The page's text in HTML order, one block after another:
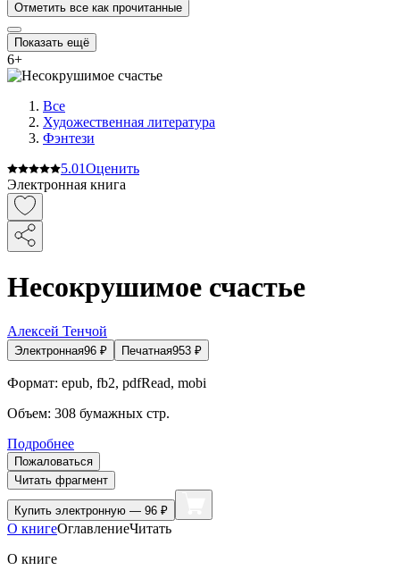
Отметить все как прочитанные
Показать ещё
6+
Все
Художественная литература
Фэнтези
5.01Оценить
Электронная книга
Несокрушимое счастье
Алексей Тенчой
Электронная96 ₽ Печатная953 ₽
Формат: epub, fb2, pdfRead, mobi
Объем: 308 бумажных стр.
Подробнее
Пожаловаться
Читать фрагмент
Купить электронную — 96 ₽
О книгеОглавлениеЧитать
О книге